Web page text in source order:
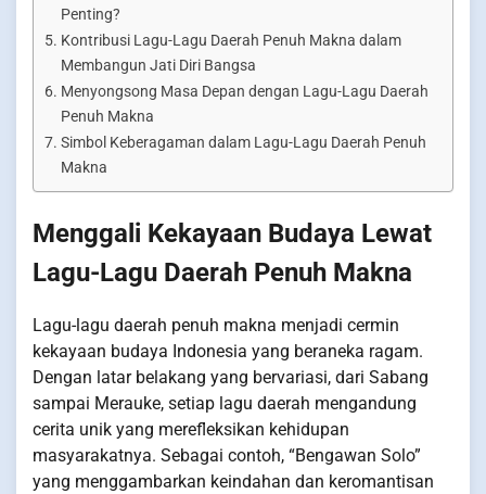
Penting?
Kontribusi Lagu-Lagu Daerah Penuh Makna dalam
Membangun Jati Diri Bangsa
Menyongsong Masa Depan dengan Lagu-Lagu Daerah
Penuh Makna
Simbol Keberagaman dalam Lagu-Lagu Daerah Penuh
Makna
Menggali Kekayaan Budaya Lewat
Lagu-Lagu Daerah Penuh Makna
Lagu-lagu daerah penuh makna menjadi cermin
kekayaan budaya Indonesia yang beraneka ragam.
Dengan latar belakang yang bervariasi, dari Sabang
sampai Merauke, setiap lagu daerah mengandung
cerita unik yang merefleksikan kehidupan
masyarakatnya. Sebagai contoh, “Bengawan Solo”
yang menggambarkan keindahan dan keromantisan